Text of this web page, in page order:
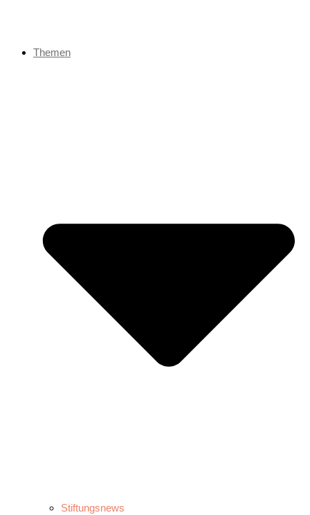
Themen
Stiftungsnews